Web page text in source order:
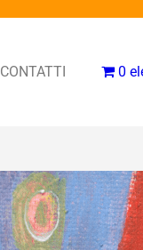
CONTATTI 0